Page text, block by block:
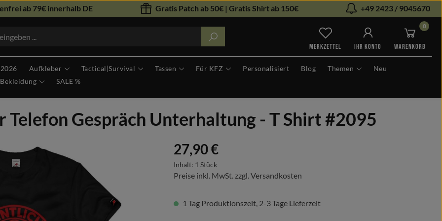
ab 79€ innerhalb DE Gratis Patch ab 50€ | Gratis Shirt ab 150€ +49 2423 / 9045670
Du hast 0 Produkte auf dem
MERKZETTEL IHR KONTO
0
WARENKORB
Aufkleber Tactical|Survival Tassen Für KFZ Personalisiert Blog Themen
Neu
Bekleidung SALE %
Gespräch Unterhaltung - T Shirt #2095
Regulärer Preis:
27,90 €
Inhalt: 1 Stück
Preise inkl. MwSt. zzgl. Versandkosten
1 Tag Produktionszeit, 2-3 Tage Lieferzeit